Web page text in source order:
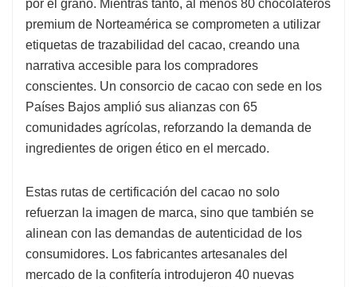
por el grano. Mientras tanto, al menos 80 chocolateros
premium de Norteamérica se comprometen a utilizar
etiquetas de trazabilidad del cacao, creando una
narrativa accesible para los compradores
conscientes. Un consorcio de cacao con sede en los
Países Bajos amplió sus alianzas con 65
comunidades agrícolas, reforzando la demanda de
ingredientes de origen ético en el mercado.
Estas rutas de certificación del cacao no solo
refuerzan la imagen de marca, sino que también se
alinean con las demandas de autenticidad de los
consumidores. Los fabricantes artesanales del
mercado de la confitería introdujeron 40 nuevas